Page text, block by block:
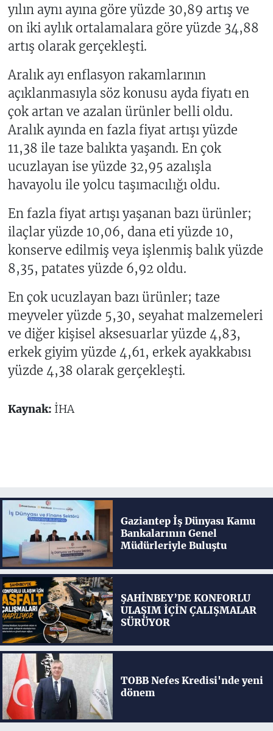
yılın aynı ayına göre yüzde 30,89 artış ve
on iki aylık ortalamalara göre yüzde 34,88
artış olarak gerçekleşti.
Aralık ayı enflasyon rakamlarının
açıklanmasıyla söz konusu ayda fiyatı en
çok artan ve azalan ürünler belli oldu.
Aralık ayında en fazla fiyat artışı yüzde
11,38 ile taze balıkta yaşandı. En çok
ucuzlayan ise yüzde 32,95 azalışla
havayolu ile yolcu taşımacılığı oldu.
En fazla fiyat artışı yaşanan bazı ürünler;
ilaçlar yüzde 10,06, dana eti yüzde 10,
konserve edilmiş veya işlenmiş balık yüzde
8,35, patates yüzde 6,92 oldu.
En çok ucuzlayan bazı ürünler; taze
meyveler yüzde 5,30, seyahat malzemeleri
ve diğer kişisel aksesuarlar yüzde 4,83,
erkek giyim yüzde 4,61, erkek ayakkabısı
yüzde 4,38 olarak gerçekleşti.
Kaynak: İHA
Gaziantep İş Dünyası Kamu
Bankalarının Genel
Müdürleriyle Buluştu
ŞAHİNBEY’DE KONFORLU
ULAŞIM İÇİN ÇALIŞMALAR
SÜRÜYOR
TOBB Nefes Kredisi'nde yeni
dönem